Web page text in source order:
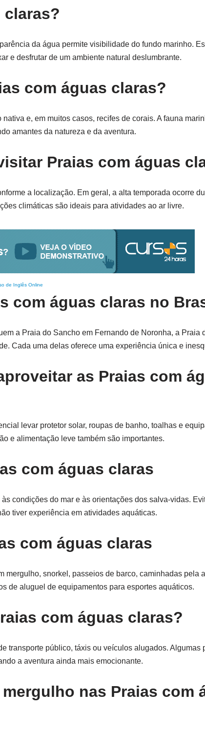
claras?
da água permite visibilidade do fundo marinho.
e desfrutar de um ambiente natural deslumbrante.
com águas claras?
e, em muitos casos, recifes de corais. A fauna
amantes da natureza e da aventura.
Praias com águas
a localização. Em geral, a alta temporada ocorre
climáticas são ideais para atividades ao ar livre.
de Inglês Online
com águas claras no
a Praia do Sancho em Fernando de Noronha, a Praia
Cada uma delas oferece uma experiência única e
as Praias com
levar protetor solar, roupas de banho, toalhas e
e alimentação leve também são importantes.
com águas claras
condições do mar e às orientações dos salva-vidas.
tiver experiência em atividades aquáticas.
com águas claras
snorkel, passeios de barco, caminhadas pela
de aluguel de equipamentos para esportes aquáticos.
com águas claras?
transporte público, táxis ou veículos alugados. Algumas
a aventura ainda mais emocionante.
nas Praias com